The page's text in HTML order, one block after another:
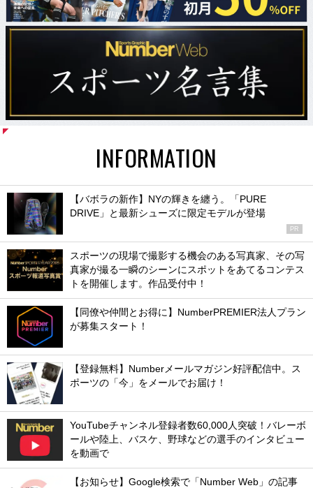
INFORMATION
【バボラの新作】NYの輝きを纏う。「PURE
DRIVE」と最新シューズに限定モデルが登場
PR
スポーツの現場で撮影する機会のある写真家、その写
真家が撮る一瞬のシーンにスポットをあてるコンテス
トを開催します。作品受付中！
【同僚や仲間とお得に】NumberPREMIER法人プラン
が募集スタート！
【登録無料】Numberメールマガジン好評配信中。ス
ポーツの「今」をメールでお届け！
YouTubeチャンネル登録者数60,000人突破！バレーボ
ールや陸上、バスケ、野球などの選手のインタビュー
を動画で
【お知らせ】Google検索で「Number Web」の記事